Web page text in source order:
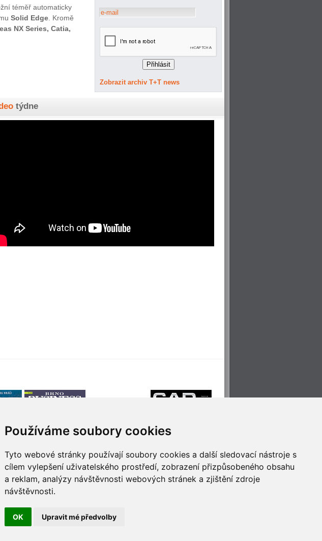
Používáme soubory cookies
Tyto webové stránky používají soubory cookies a další sledovací nástroje s
cílem vylepšení uživatelského prostředí, zobrazení přizpůsobeného obsahu
a reklam, analýzy návštěvnosti webových stránek a zjištění zdroje
návštěvnosti.
OK Upravit mé předvolby
téměř automaticky
Solid Edge . Kromě
NX Series, Catia,
Zobrazit archiv T+T news
týdne
Děláme Brno větší Příjemné cestování
Technologie pro